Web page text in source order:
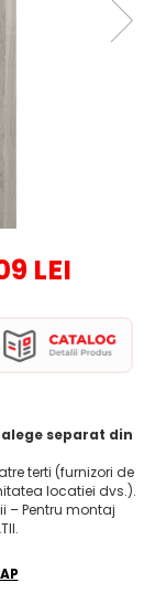
LEI
separat din
terti (furnizori de
locatiei dvs.).
– Pentru montaj